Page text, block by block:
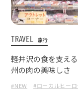
TRAVEL 旅行
軽井沢の食を支え
州の肉の美味しさ
#NEW #ローカルヒーロ